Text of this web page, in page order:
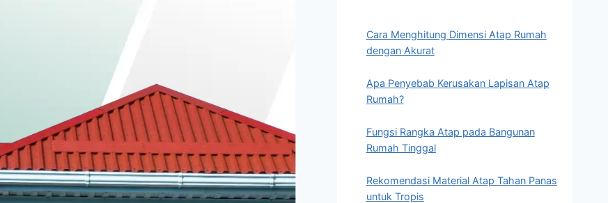
Cara Menghitung Dimensi Atap Rumah
dengan Akurat
Apa Penyebab Kerusakan Lapisan Atap
Rumah?
Fungsi Rangka Atap pada Bangunan
Rumah Tinggal
Rekomendasi Material Atap Tahan Panas
untuk Tropis